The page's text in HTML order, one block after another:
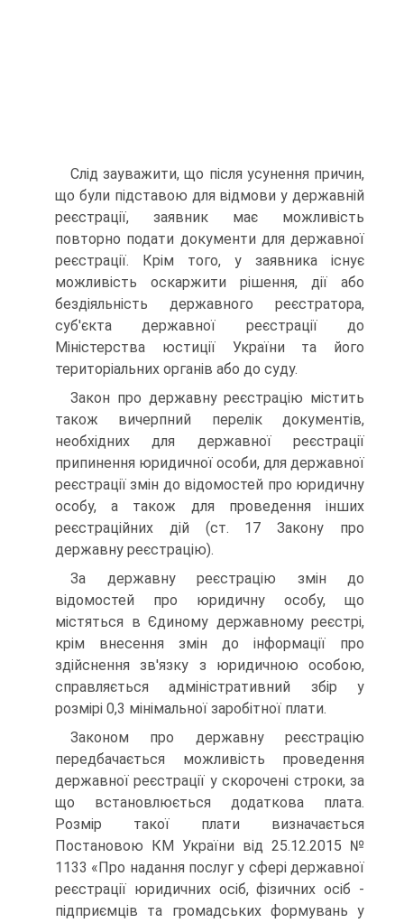
Слід зауважити, що після усунення причин,
що були під­ставою для відмови у державній
реєстрації, заявник має можливість
повторно подати документи для державної
ре­єстрації. Крім того, у заявника існує
можливість оскаржити рішення, дії або
бездіяльність державного реєстратора,
суб'єкта державної реєстрації до
Міністерства юстиції Укра­їни та його
територіальних органів або до суду.
Закон про державну реєстрацію містить
також вичерп­ний перелік документів,
необхідних для державної реєстра­ції
припинення юридичної особи, для державної
реєстрації змін до відомостей про юридичну
особу, а також для прове­дення інших
реєстраційних дій (ст. 17 Закону про
державну реєстрацію).
За державну реєстрацію змін до
відомостей про юриди­чну особу, що
містяться в Єдиному державному реєстрі,
крім внесення змін до інформації про
здійснення зв'язку з юридичною особою,
справляється адміністративний збір у
розмірі 0,3 мінімальної заробітної плати.
Законом про державну реєстрацію
передбачається мож­ливість проведення
державної реєстрації у скорочені стро­ки, за
що встановлюється додаткова плата.
Розмір такої плати визначається
Постановою КМ України від 25.12.2015 №
1133 «Про надання послуг у сфері державної
реєстрації юридичних осіб, фізичних осіб -
підприємців та громадсь­ких формувань у